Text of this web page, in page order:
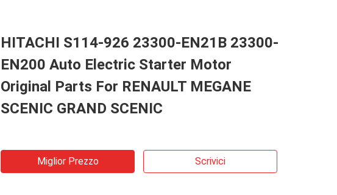
HITACHI S114-926 23300-EN21B 23300-
EN200 Auto Electric Starter Motor
Original Parts For RENAULT MEGANE
SCENIC GRAND SCENIC
Miglior Prezzo Scrivici